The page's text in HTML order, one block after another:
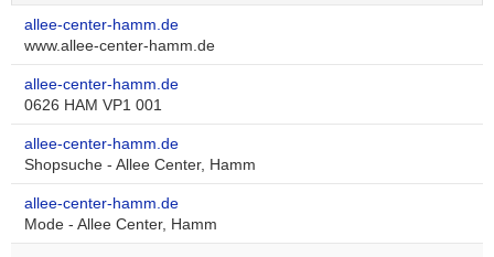
allee-center-hamm.de
www.allee-center-hamm.de
allee-center-hamm.de
0626 HAM VP1 001
allee-center-hamm.de
Shopsuche - Allee Center, Hamm
allee-center-hamm.de
Mode - Allee Center, Hamm